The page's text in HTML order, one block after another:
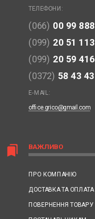
bookmarks ВАЖЛИВО
ПРО КОМПАНІЮ
ДОСТАВКА ТА ОПЛАТА
ПОВЕРНЕННЯ ТОВАРУ
ТЕЛЕФОНИ:
(066) 00 99 888
(099) 20 51 113
(099) 20 59 416
(0372) 58 43 43
E-MAIL:
office.grico@gmail.com